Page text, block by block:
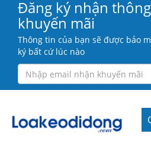
Đăng ký nhận
khuyến mãi
Thông tin của bạn sẽ được bảo
ký bất cứ lúc nào